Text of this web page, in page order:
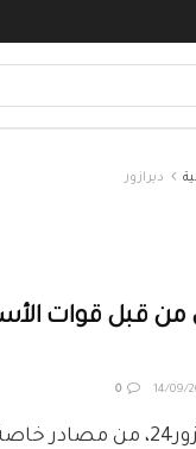
ديرازور
قبل قوات
0
علمت شبكة ديرالزور24،